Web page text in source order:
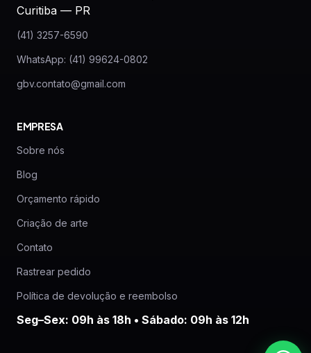
Curitiba — PR
(41) 3257-6590
WhatsApp: (41) 99624-0802
gbv.contato@gmail.com
EMPRESA
Sobre nós
Blog
Orçamento rápido
Criação de arte
Contato
Rastrear pedido
Política de devolução e reembolso
Seg–Sex: 09h às 18h • Sábado: 09h às 12h